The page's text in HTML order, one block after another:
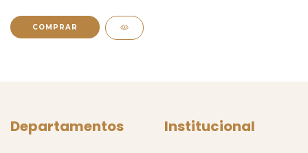
COMPRAR
Departamentos Institucional